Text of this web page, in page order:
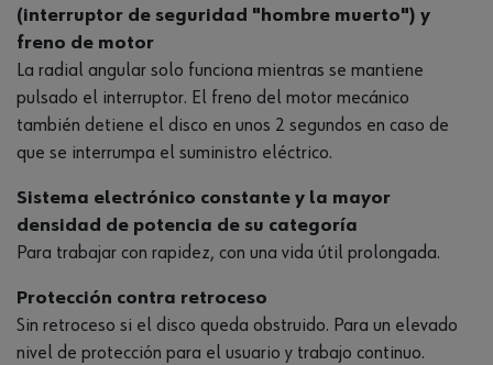
(interruptor de seguridad "hombre muerto") y
freno de motor
La radial angular solo funciona mientras se mantiene
pulsado el interruptor. El freno del motor mecánico
también detiene el disco en unos 2 segundos en caso de
que se interrumpa el suministro eléctrico.
Sistema electrónico constante y la mayor
densidad de potencia de su categoría
Para trabajar con rapidez, con una vida útil prolongada.
Protección contra retroceso
Sin retroceso si el disco queda obstruido. Para un elevado
nivel de protección para el usuario y trabajo continuo.